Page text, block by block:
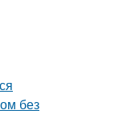
без